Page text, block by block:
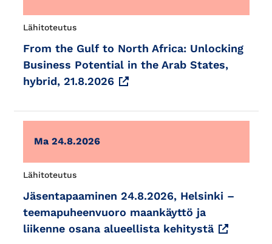
Lähitoteutus
From the Gulf to North Africa: Unlocking
Business Potential in the Arab States,
hybrid, 21.8.2026
Ma 24.8.2026
Lähitoteutus
Jäsentapaaminen 24.8.2026, Helsinki –
teemapuheenvuoro maankäyttö ja
liikenne osana alueellista kehitystä